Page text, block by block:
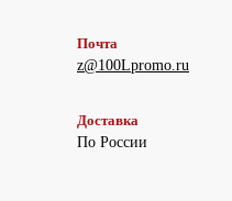
Почта
z@100Lpromo.ru
Доставка
По России